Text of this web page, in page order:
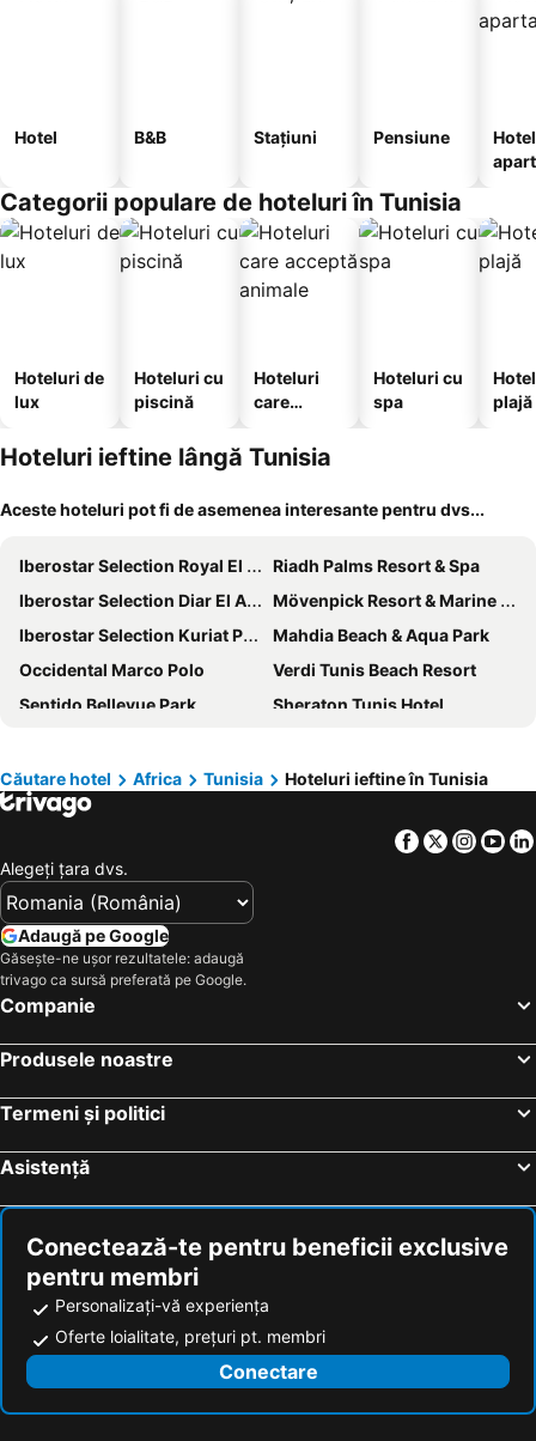
Hotel B&B Stațiuni Pensiune
Categorii populare de hoteluri în Tunisia
Hoteluri de
lux
Hoteluri cu
piscină
Hoteluri
care
animale
Hoteluri cu
spa
plajă
Hoteluri ieftine lângă Tunisia
Aceste hoteluri pot fi de asemenea interesante pentru dvs...
Iberostar Selection Royal El Mansour
Riadh Palms Resort & Spa
Iberostar Selection Diar El Andalous
Mövenpick Resort & Marine Spa Sousse
Iberostar Selection Kuriat Palace
Mahdia Beach & Aqua Park
Occidental Marco Polo
Verdi Tunis Beach Resort
Sentido Bellevue Park
Sheraton Tunis Hotel
La Badira - Adult Only
Radisson Blu Athénée Palace Resort & Thalasso, Djerba
Tour Khalef
Houda Golf & Beach Club
Shems Holiday Village & Aquapark
Sousse Palace Hotel & Spa
ibis Tunis
El Mouradi Mahdia
Iberostar Selection Eolia Djerba
Iberostar Waves Averroes
Sousse Pearl Marriott Resort & Spa
Vincci Saphir Palace & Spa
La Cigale Tabarka Hotel Thalasso Spa & Golf
Marhaba Palace
Iberostar Waves Mehari Djerba
Hotel Laico Hammamet
El Mouradi Palm Marina
Hotel Byzance
Houria Palace
Hotel Nour Palace Resort & Thalasso Mahdia
El Mouradi Cap Mahdia
Căutare hotel Africa Tunisia Hoteluri ieftine în Tunisia
Facebook
Twitter
Alegeţi ţara dvs.
Adaugă pe Google
Găsește-ne ușor rezultatele: adaugă
trivago ca sursă preferată pe Google.
Companie
Produsele noastre
Termeni și politici
Asistență
Conectează-te pentru beneficii exclusive
pentru membri
Personalizați-vă experiența
Oferte loialitate, prețuri pt. membri
Conectare